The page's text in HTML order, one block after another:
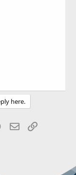
here.
WhatsApp
Email